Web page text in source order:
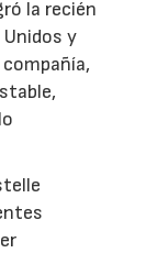
la recién
y